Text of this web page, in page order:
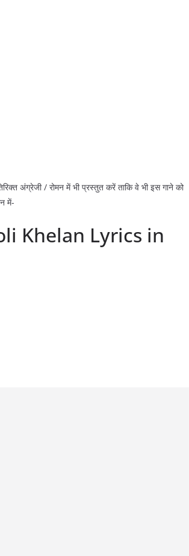
अंग्रेजी / रोमन में भी प्रस्तुत करें ताकि वे भी इस गाने को
में-
Khelan Lyrics in